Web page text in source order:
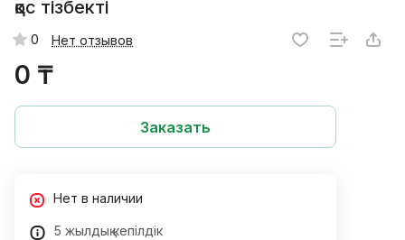
қос тізбекті
0 Нет отзывов
0 ₸
Заказать
Нет в наличии
5 жылдық кепілдік